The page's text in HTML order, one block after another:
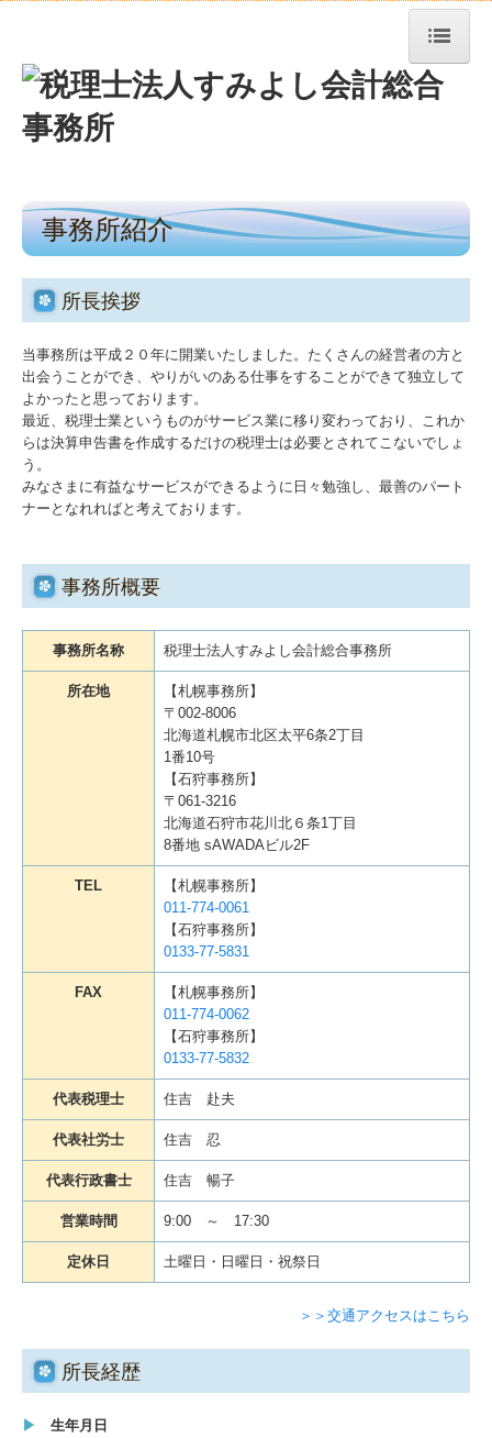
トップページ
事務所紹介
業務案内
料金について
交通案内
お問合せ
経営革新等支援機関とは
経営者お役立ち情報
補助金・助成金・融資情報
個人情報保護方針
事務所紹介
所長挨拶
当事務所は平成２０年に開業いたしました。たくさんの経営者の方と
出会うことができ、やりがいのある仕事をすることができて独立して
よかったと思っております。
最近、税理士業というものがサービス業に移り変わっており、これか
らは決算申告書を作成するだけの税理士は必要とされてこないでしょ
う。
みなさまに有益なサービスができるように日々勉強し、最善のパート
ナーとなれればと考えております。
事務所概要
事務所名称 税理士法人すみよし会計総合事務所
所在地
【札幌事務所】
〒002-8006
北海道札幌市北区太平6条2丁目
1番10号
【石狩事務所】
〒061-3216
北海道石狩市花川北６条1丁目
8番地 sAWADAビル2F
TEL
【札幌事務所】
011-774-0061
【石狩事務所】
0133-77-5831
FAX
【札幌事務所】
011-774-0062
【石狩事務所】
0133-77-5832
代表税理士 住吉 赴夫
代表社労士 住吉 忍
代表行政書士 住吉 暢子
営業時間 9:00 ～ 17:30
定休日 土曜日・日曜日・祝祭日
＞＞交通アクセスはこちら
所長経歴
▶ 生年月日